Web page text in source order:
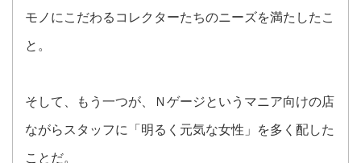
モノにこだわるコレクターたちのニーズを満たしたこ
と。
そして、もう一つが、Ｎゲージというマニア向けの店
ながらスタッフに「明るく元気な女性」を多く配した
ことだ。